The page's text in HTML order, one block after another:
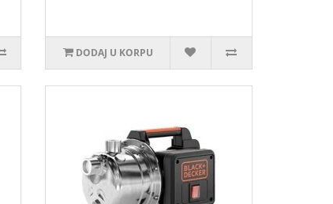
DODAJ U KORPU